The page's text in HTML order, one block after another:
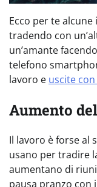
Ecco per te
tradendo con
un’amante
telefono
lavoro e uscite
Aumento
Il lavoro è forse al
usano per tradire
aumentano di
pausa pranzo con